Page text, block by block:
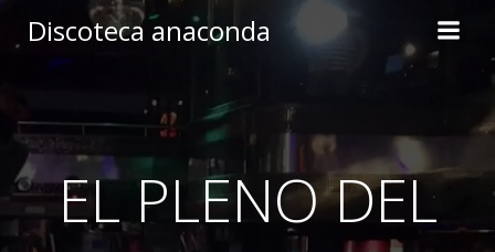
to
Discoteca anaconda
EL PLENO DEL